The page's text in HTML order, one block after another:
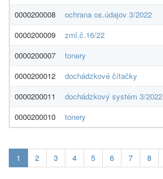
0000200008
ochrana os.údajov 3/2022
0000200009
zml.č.16/22
0000200007
tonery
0000200012
dochádzkové čítačky
0000200011
dochádzkový systém 3/2022
0000200010
tonery
1 Aktualna-
stranka
2 3 4 5 6 7 8